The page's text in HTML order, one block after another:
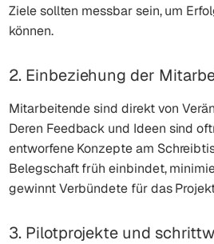
Ziele sollten messbar sein, um
können.
2. Einbeziehung der
Mitarbeitende sind direkt von
Deren Feedback und Ideen sind
entworfene Konzepte am
Belegschaft früh einbindet,
gewinnt Verbündete für das
3. Pilotprojekte und